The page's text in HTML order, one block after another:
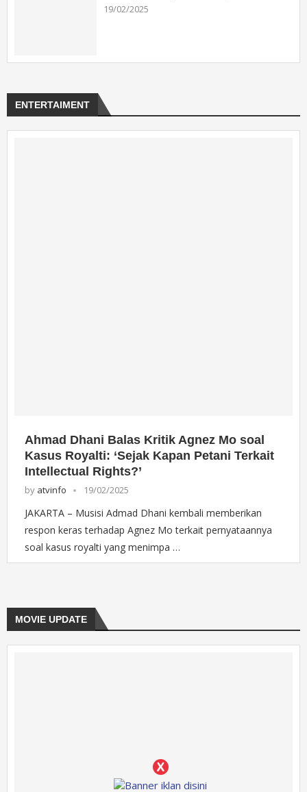
19/02/2025
ENTERTAIMENT
Ahmad Dhani Balas Kritik Agnez Mo soal
Kasus Royalti: ‘Sejak Kapan Petani Terkait
Intellectual Rights?’
by atvinfo 19/02/2025
JAKARTA – Musisi Admad Dhani kembali memberikan
respon keras terhadap Agnez Mo terkait pernyataannya
soal kasus royalti yang menimpa …
MOVIE UPDATE